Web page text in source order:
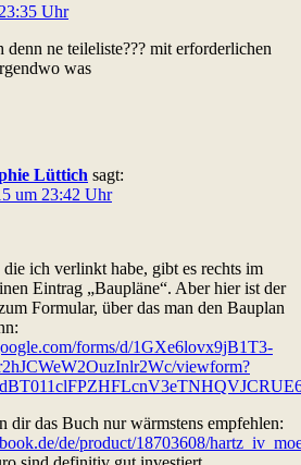
Uhr
ne teileliste??? mit erforderlichen
was
Lüttich sagt:
um 23:42 Uhr
die ich verlinkt habe, gibt es rechts im
Eintrag „Baupläne“. Aber hier ist der
Formular, über das man den Bauplan
forms/d/1GXe6lovx9jB1T3-
viewform?
dir das Buch nur wärmstens empfehlen:
de/product/18703608/